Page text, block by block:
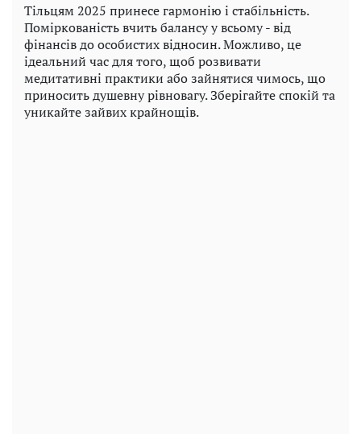
Тільцям 2025 принесе гармонію і стабільність.
Поміркованість вчить балансу у всьому - від
фінансів до особистих відносин. Можливо, це
ідеальний час для того, щоб розвивати
медитативні практики або зайнятися чимось, що
приносить душевну рівновагу. Зберігайте спокій та
уникайте зайвих крайнощів.